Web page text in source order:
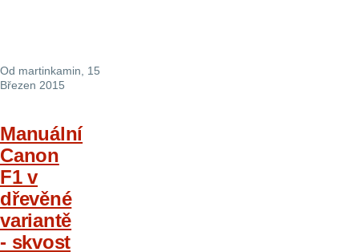
Od martinkamin , 15
Březen 2015
Manuální
Canon
F1 v
dřevěné
variantě
- skvost